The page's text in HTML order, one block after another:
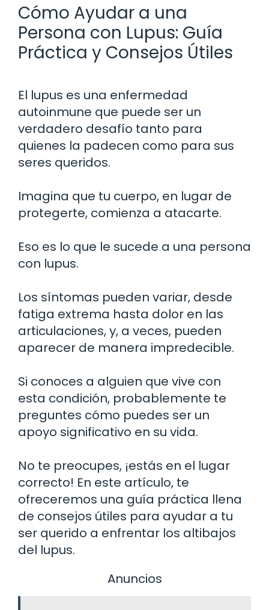
Cómo Ayudar a una
Persona con Lupus: Guía
Práctica y Consejos Útiles
El lupus es una enfermedad
autoinmune que puede ser un
verdadero desafío tanto para
quienes la padecen como para sus
seres queridos.
Imagina que tu cuerpo, en lugar de
protegerte, comienza a atacarte.
Eso es lo que le sucede a una persona
con lupus.
Los síntomas pueden variar, desde
fatiga extrema hasta dolor en las
articulaciones, y, a veces, pueden
aparecer de manera impredecible.
Si conoces a alguien que vive con
esta condición, probablemente te
preguntes cómo puedes ser un
apoyo significativo en su vida.
No te preocupes, ¡estás en el lugar
correcto! En este artículo, te
ofreceremos una guía práctica llena
de consejos útiles para ayudar a tu
ser querido a enfrentar los altibajos
del lupus.
Anuncios